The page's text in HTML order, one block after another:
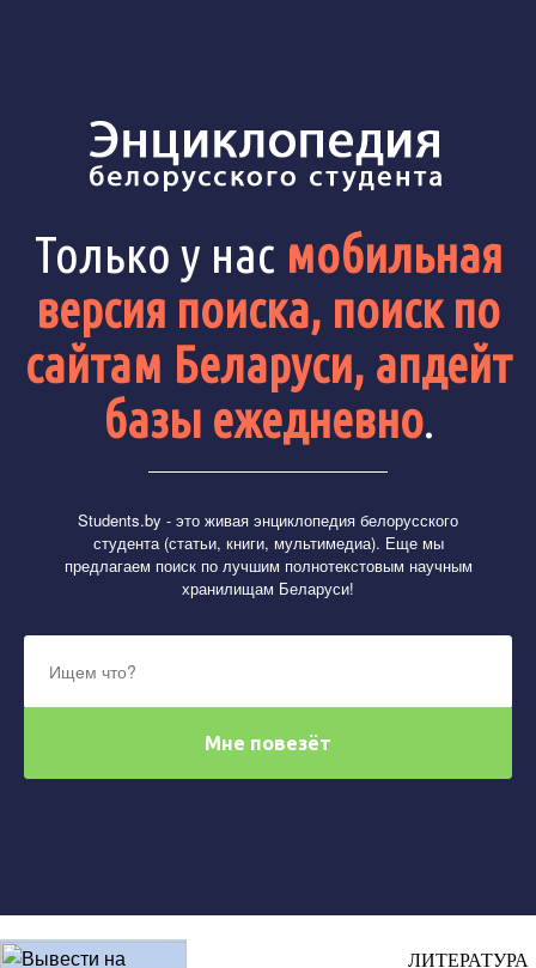
Только у нас мобильная
версия поиска, поиск по
сайтам Беларуси, апдейт
базы ежедневно.
Students.by - это живая энциклопедия белорусского
студента (статьи, книги, мультимедиа). Еще мы
предлагаем поиск по лучшим полнотекстовым научным
хранилищам Беларуси!
ЛИТЕРАТУРА